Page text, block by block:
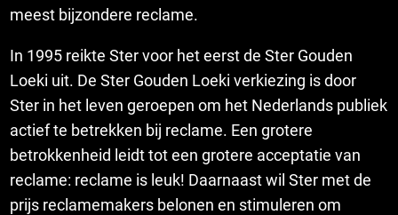
meest bijzondere reclame.
In 1995 reikte Ster voor het eerst de Ster Gouden
Loeki uit. De Ster Gouden Loeki verkiezing is door
Ster in het leven geroepen om het Nederlands publiek
actief te betrekken bij reclame. Een grotere
betrokkenheid leidt tot een grotere acceptatie van
reclame: reclame is leuk! Daarnaast wil Ster met de
prijs reclamemakers belonen en stimuleren om